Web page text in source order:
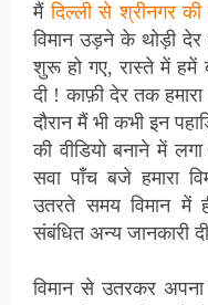
मैंदिल्ली से श्रीनगर की
विमान उड़ने के थोड़ी
शुरू हो गए, रास्ते में हमें
दी ! काफ़ी देर तक
दौरान मैं भी कभी इन
की वीडियो बनाने में
सवा पाँच बजे हमारा
उतरते समय विमान में
संबंधित अन्य जानकारी
विमान से उतरकर